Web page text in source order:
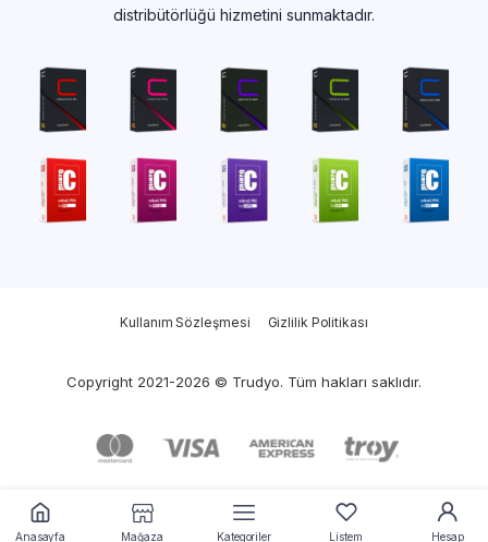
Anasayfa Mağaza Kategoriler Listem Hesap
distribütörlüğü hizmetini sunmaktadır.
Kullanım Sözleşmesi Gizlilik Politikası
Copyright 2021-2026 © Trudyo. Tüm hakları saklıdır.